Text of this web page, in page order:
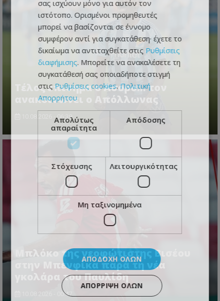
Tέλος επισημα ο Ασόρο... τον
ανακοινώνει ο Απόλλωνας
10.08.2026 - 06:39
Μπλόκο της νεοφώτιστης Βισέου
στην Μπενφίκα παρά τη νέα
γκολάρα του Παυλίδη
10.08.2026 - 00:47
σας ισχύουν μόνο για αυτόν τον
ιστότοπο. Ορισμένοι προμηθευτές
μπορεί να βασίζονται σε έννομο
συμφέρον αντί για συγκατάθεση· έχετε το
δικαίωμα να αντιταχθείτε στις Ρυθμίσεις
διαφήμισης. Μπορείτε να ανακαλέσετε τη
συγκατάθεσή σας οποιαδήποτε στιγμή
στις Ρυθμίσεις cookies.Πολιτική
Απορρήτου
Απολύτως
απαραίτητα
Απόδοσης
Στόχευσης Λειτουργικότητας
Μη ταξινομημένα
ΑΠΟΔΟΧΉ ΌΛΩΝ
ΑΠΌΡΡΙΨΗ ΌΛΩΝ